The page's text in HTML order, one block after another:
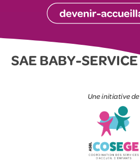
SAE BABY-SERVICE
Une initiative de